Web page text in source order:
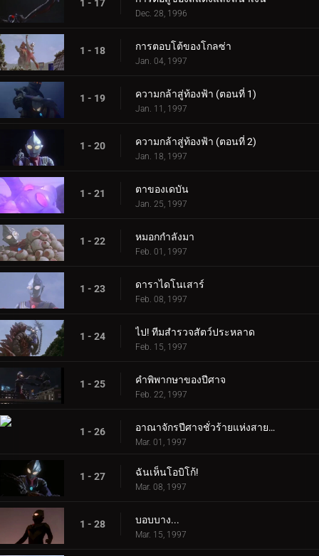
1 - 17
Dec. 28, 1996
1 - 18 การตอบโต้ของโกลซ่า
Jan. 04, 1997
1 - 19 ความกล้าสู่ท้องฟ้า (ตอนที่ 1)
Jan. 11, 1997
1 - 20 ความกล้าสู่ท้องฟ้า (ตอนที่ 2)
Jan. 18, 1997
1 - 21 ตาของเดบัน
Jan. 25, 1997
1 - 22 หมอกกำลังมา
Feb. 01, 1997
1 - 23 ดาราไดโนเสาร์
Feb. 08, 1997
1 - 24 ไป! ทีมสำรวจสัตว์ประหลาด
Feb. 15, 1997
1 - 25 คำพิพากษาของปีศาจ
Feb. 22, 1997
1 - 26 อาณาจักรปีศาจชั่วร้ายแห่งสายรุ้ง
Mar. 01, 1997
1 - 27 ฉันเห็นโอบิโก้!
Mar. 08, 1997
1 - 28 บอบบาง...
Mar. 15, 1997